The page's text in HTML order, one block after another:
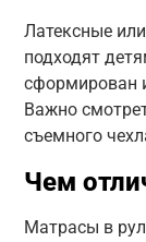
Латексные
подходят
сформирован
Важно
съемного
Чем
Матрасы в